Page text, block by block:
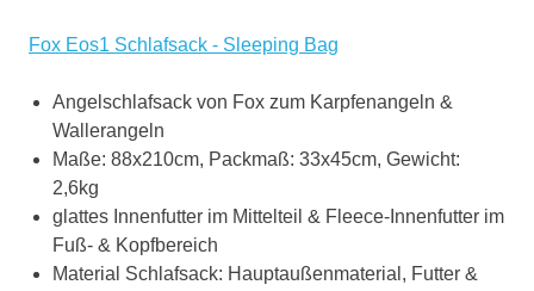
Fox Eos1 Schlafsack - Sleeping Bag
Angelschlafsack von Fox zum Karpfenangeln &
Wallerangeln
Maße: 88x210cm, Packmaß: 33x45cm, Gewicht:
2,6kg
glattes Innenfutter im Mittelteil & Fleece-Innenfutter im
Fuß- & Kopfbereich
Material Schlafsack: Hauptaußenmaterial, Futter &